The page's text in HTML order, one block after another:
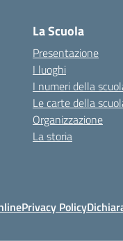
La Scuola
Presentazione
I luoghi
I numeri della
Le carte della
Organizzazione
La storia
Privacy Policy